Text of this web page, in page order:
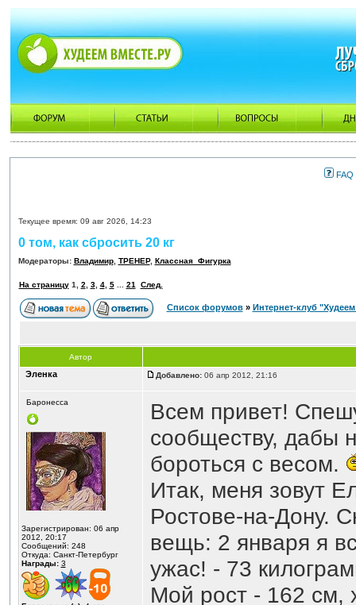
FAQ
Текущее время: 09 авг 2026, 14:23
0 том, как сбросить 20 кг
Модераторы: Владимир, ТРЕНЕР, Классная_Фигурка
На страницу 1 2 3, 4, 5... 21 След.
Список форумов» Интернет-клуб
Автор
Эленка Добавлено:06 апр 2012, 21:16
Баронесса
Зарегистрирован: 06 апр
2012, 20:17
Сообщений: 248
Откуда: Санкт-Петербург
Награды: 3
Всем привет!
сообществу, дабы
бороться с весом.
Итак, меня зовут
Ростове-на-Дону.
вещь: 2 января я
ужас! - 73
Мой рост - 162 см,